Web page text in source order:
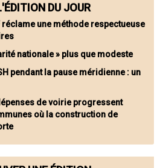
DU JOUR
réclame une méthode respectueuse
nationale » plus que modeste
pendant la pause méridienne : un
de voirie progressent
où la construction de